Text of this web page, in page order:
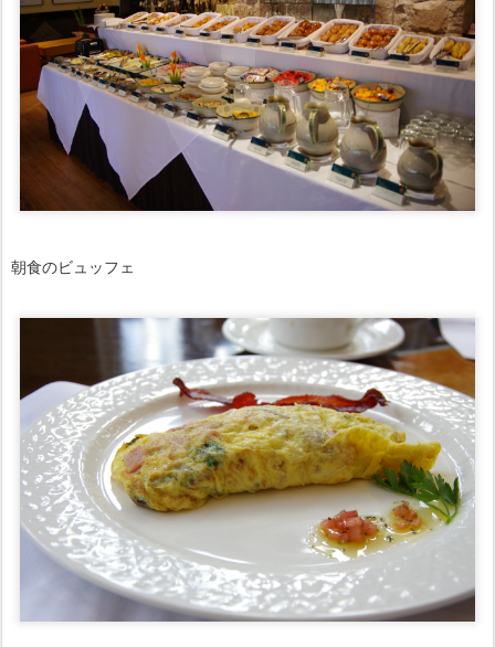
朝食のビュッフェ